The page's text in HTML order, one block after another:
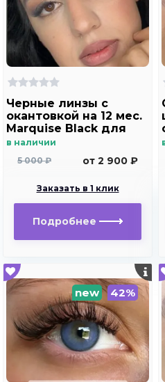
Черные линзы c
окантовкой на 12 мес.
Marquise Black для
темных и светлых
в наличии
5 000 ₽
от 2 900 ₽
Заказать в 1 клик
Подробнее
new 42%